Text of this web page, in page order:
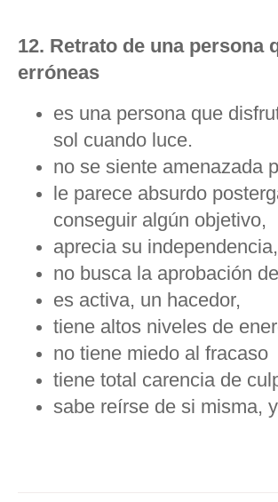
12. Retrato de una persona
erróneas
es una persona que
sol cuando luce.
no se siente amenazada
le parece absurdo
conseguir algún objetivo,
aprecia su
no busca la aprobación
es activa, un hacedor,
tiene altos niveles de
no tiene miedo al fracaso
tiene total carencia de
sabe reírse de si misma,